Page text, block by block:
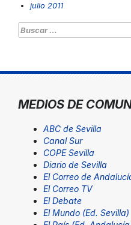
julio 2011
Buscar:
MEDIOS DE
ABC de Sevilla
Canal Sur
COPE Sevilla
Diario de Sevilla
El Correo de
El Correo TV
El Debate
El Mundo (Ed. Sevilla)